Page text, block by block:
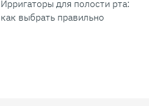
Ирригаторы для полости рта:
как выбрать правильно